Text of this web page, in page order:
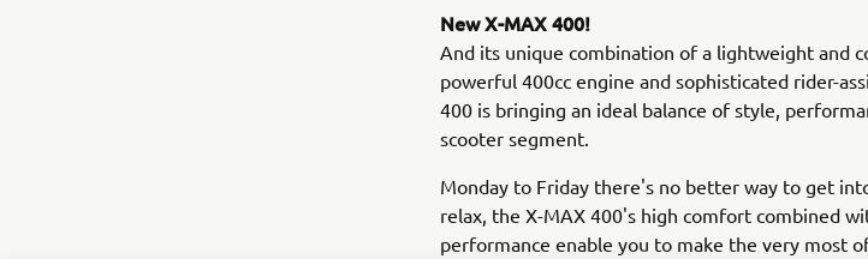
New X-MAX 400!
And its unique combination of a lightweight and
powerful 400cc engine and sophisticated rider-
400 is bringing an ideal balance of style,
scooter segment.
Monday to Friday there's no better way to get
relax, the X-MAX 400's high comfort combined
performance enable you to make the very most